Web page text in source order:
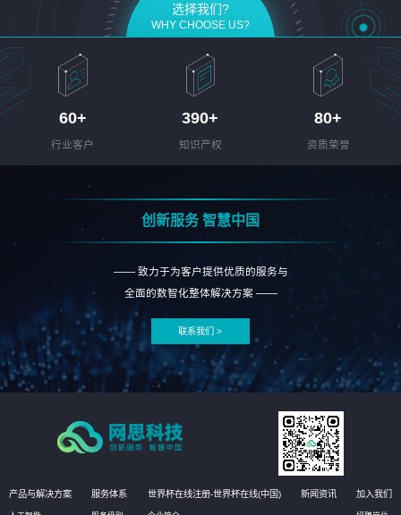
选择我们?
WHY CHOOSE US?
60+
行业客户
390+
知识产权
80+
资质荣誉
创新服务 智慧中国
—— 致力于为客户提供优质的服务与
全面的数智化整体解决方案 ——
联系我们 >
产品与解决方案 服务体系 世界杯在线注册-世界杯在线(中国) 新闻资讯 加入我们